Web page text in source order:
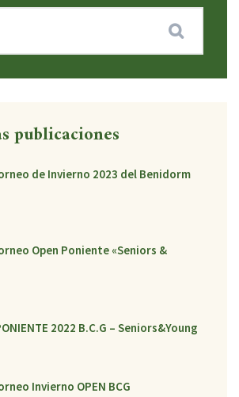
publicaciones
de Invierno 2023 del Benidorm
Open Poniente «Seniors &
2022 B.C.G – Seniors&Young
Invierno OPEN BCG